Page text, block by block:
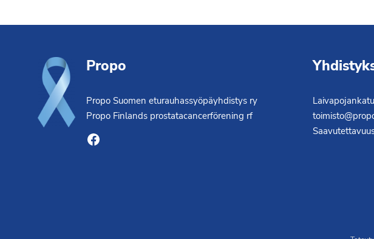
Propo
Propo Suomen eturauhassyöpäyhdistys ry
Propo Finlands prostatacancerförening rf
Facebook